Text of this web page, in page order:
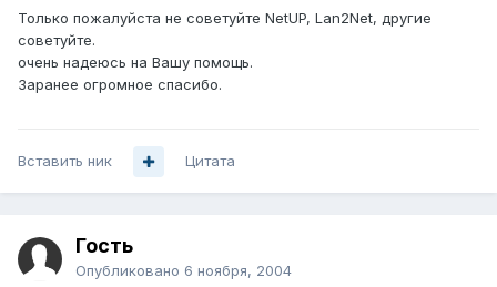
Только пожалуйста не советуйте NetUP, Lan2Net, другие
советуйте.
очень надеюсь на Вашу помощь.
Заранее огромное спасибо.
Вставить ник Цитата
Гость
Опубликовано 6 ноября, 2004